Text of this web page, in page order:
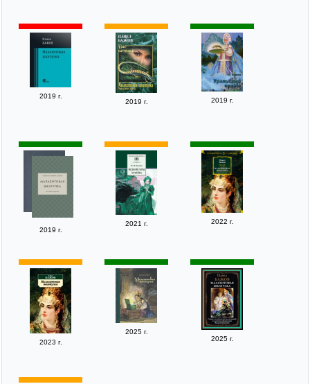
2019 г.
2019 г. 2019 г.
2019 г.
2021 г. 2022 г.
2023 г.
2025 г.
2025 г.